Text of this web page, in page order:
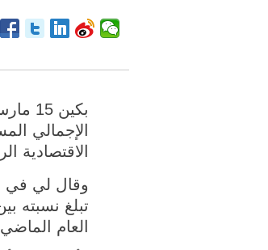
الإجمالي
الاقتصادية
وقال لي في
العام